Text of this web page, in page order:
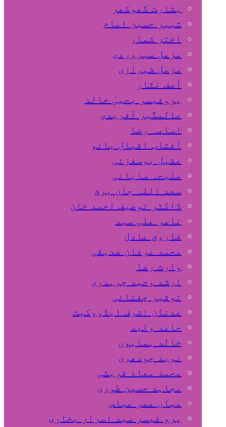
بشارت کھوکھر
شبیر حسین امام
اختر شمار
مزمل سہروردی
مزمل شیرازی
آصف نثار
پروفیسر یحییٰ خالد
عالمگیر آفریدی
اسامہ رضا
آفتاب اقبال بانو
عقیل یوسفزئی
ملیحہ سایانی
سعد اللہ جان برق
ڈاکٹر توصیف احمد خان
ناصر علی سید
فاروق عادل
محمد عرفان صدیقی
وارث رضا
ارشد وحید چوہدری
توقیر چغتائی
عدنان اشرف ایڈووکیٹ
حامد ولید
خالد ہمایوں
نوید چودھری
محمد معاذ قریشی
مجاہد حسین طوری
میاں عمر عباس
پرو فیسر سید اسرار بخاری